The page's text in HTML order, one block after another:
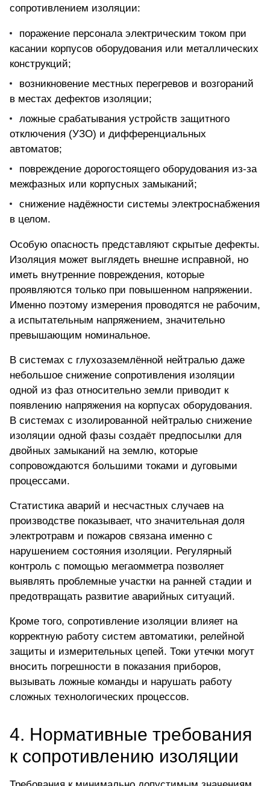
сопротивлением изоляции:
поражение персонала электрическим током при
касании корпусов оборудования или металлических
конструкций;
возникновение местных перегревов и возгораний
в местах дефектов изоляции;
ложные срабатывания устройств защитного
отключения (УЗО) и дифференциальных
автоматов;
повреждение дорогостоящего оборудования из-за
межфазных или корпусных замыканий;
снижение надёжности системы электроснабжения
в целом.
Особую опасность представляют скрытые дефекты.
Изоляция может выглядеть внешне исправной, но
иметь внутренние повреждения, которые
проявляются только при повышенном напряжении.
Именно поэтому измерения проводятся не рабочим,
а испытательным напряжением, значительно
превышающим номинальное.
В системах с глухозаземлённой нейтралью даже
небольшое снижение сопротивления изоляции
одной из фаз относительно земли приводит к
появлению напряжения на корпусах оборудования.
В системах с изолированной нейтралью снижение
изоляции одной фазы создаёт предпосылки для
двойных замыканий на землю, которые
сопровождаются большими токами и дуговыми
процессами.
Статистика аварий и несчастных случаев на
производстве показывает, что значительная доля
электротравм и пожаров связана именно с
нарушением состояния изоляции. Регулярный
контроль с помощью мегаомметра позволяет
выявлять проблемные участки на ранней стадии и
предотвращать развитие аварийных ситуаций.
Кроме того, сопротивление изоляции влияет на
корректную работу систем автоматики, релейной
защиты и измерительных цепей. Токи утечки могут
вносить погрешности в показания приборов,
вызывать ложные команды и нарушать работу
сложных технологических процессов.
4. Нормативные требования
к сопротивлению изоляции